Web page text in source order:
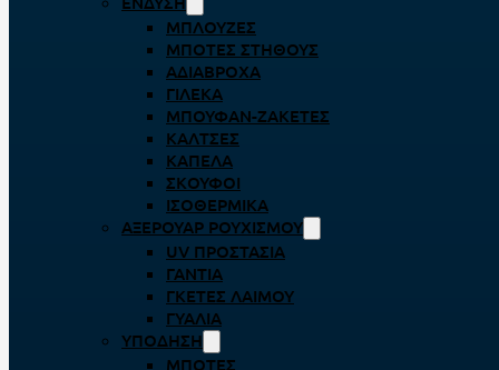
ΜΠΛΟΎΖΕΣ
ΜΠΌΤΕΣ ΣΤΉΘΟΥΣ
ΑΔΙΆΒΡΟΧΑ
ΓΙΛΈΚΑ
ΜΠΟΥΦΆΝ-ΖΑΚΈΤΕΣ
ΚΆΛΤΣΕΣ
ΚΑΠΈΛΑ
ΣΚΟΎΦΟΙ
ΙΣΟΘΕΡΜΙΚΆ
ΑΞΕΡΟΥΆΡ ΡΟΥΧΙΣΜΟΎ
UV ΠΡΟΣΤΑΣΊΑ
ΓΆΝΤΙΑ
ΓΚΈΤΕΣ ΛΑΊΜΟΥ
ΓΥΑΛΙΆ
ΥΠΌΔΗΣΗ
ΜΠΌΤΕΣ